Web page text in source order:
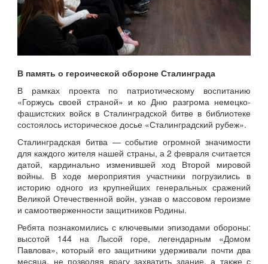
В память о героической обороне Сталинграда
В рамках проекта по патриотическому воспитанию
«Горжусь своей страной» и ко Дню разгрома немецко-
фашистских войск в Сталинградской битве в библиотеке
состоялось историческое досье «Сталинградский рубеж».
Сталинградская битва — событие огромной значимости
для каждого жителя нашей страны, а 2 февраля считается
датой, кардинально изменившей ход Второй мировой
войны. В ходе мероприятия участники погрузились в
историю одного из крупнейших генеральных сражений
Великой Отечественной войн, узнав о массовом героизме
и самоотверженности защитников Родины.
Ребята познакомились с ключевыми эпизодами обороны:
высотой 144 на Лысой горе, легендарным «Домом
Павлова», который его защитники удерживали почти два
месяца, не позволяя врагу захватить здание, а также с